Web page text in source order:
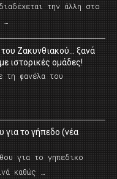
την άλλη στο
…
Ζακυνθιακού… ξανά
ιστορικές ομάδες!
τη φανέλα του
για το γήπεδο (νέα
για το γηπεδικο
καθώς …